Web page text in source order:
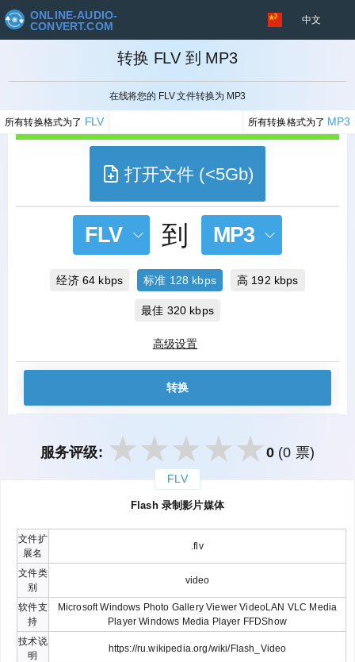
ONLINE-AUDIO-
CONVERT.COM
中文
转换 FLV 到 MP3
在线将您的 FLV 文件转换为 MP3
所有转换格式为了 FLV 所有转换格式为了 MP3
取消
打开文件 (<5Gb)
FLV 到 MP3
经济 64 kbps 标准 128 kbps 高 192 kbps
最佳 320 kbps
高级设置
转换
服务评级: 0 (0 票)
FLV
Flash 录制影片媒体
文件扩
展名
.flv
文件类
别
video
软件支
持
Microsoft Windows Photo Gallery Viewer VideoLAN VLC Media
Player Windows Media Player FFDShow
技术说
明
https://ru.wikipedia.org/wiki/Flash_Video